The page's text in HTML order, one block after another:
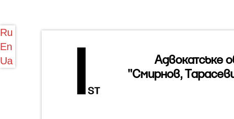
Ru
En
Ua
Адвокатське
"Смирнов,